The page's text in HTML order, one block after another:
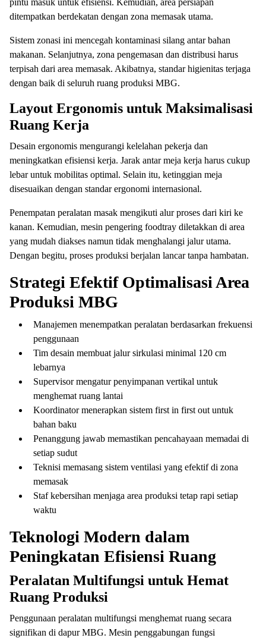
pintu masuk untuk efisiensi. Kemudian, area persiapan
ditempatkan berdekatan dengan zona memasak utama.
Sistem zonasi ini mencegah kontaminasi silang antar bahan
makanan. Selanjutnya, zona pengemasan dan distribusi harus
terpisah dari area memasak. Akibatnya, standar higienitas terjaga
dengan baik di seluruh ruang produksi MBG.
Layout Ergonomis untuk Maksimalisasi
Ruang Kerja
Desain ergonomis mengurangi kelelahan pekerja dan
meningkatkan efisiensi kerja. Jarak antar meja kerja harus cukup
lebar untuk mobilitas optimal. Selain itu, ketinggian meja
disesuaikan dengan standar ergonomi internasional.
Penempatan peralatan masak mengikuti alur proses dari kiri ke
kanan. Kemudian, mesin pengering foodtray diletakkan di area
yang mudah diakses namun tidak menghalangi jalur utama.
Dengan begitu, proses produksi berjalan lancar tanpa hambatan.
Strategi Efektif Optimalisasi Area
Produksi MBG
Manajemen menempatkan peralatan berdasarkan frekuensi
penggunaan
Tim desain membuat jalur sirkulasi minimal 120 cm
lebarnya
Supervisor mengatur penyimpanan vertikal untuk
menghemat ruang lantai
Koordinator menerapkan sistem first in first out untuk
bahan baku
Penanggung jawab memastikan pencahayaan memadai di
setiap sudut
Teknisi memasang sistem ventilasi yang efektif di zona
memasak
Staf kebersihan menjaga area produksi tetap rapi setiap
waktu
Teknologi Modern dalam
Peningkatan Efisiensi Ruang
Peralatan Multifungsi untuk Hemat
Ruang Produksi
Penggunaan peralatan multifungsi menghemat ruang secara
signifikan di dapur MBG. Mesin penggabungan fungsi